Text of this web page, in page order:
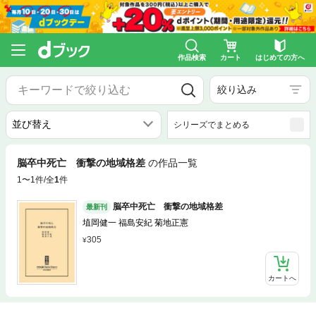
作品検索 カート はじめての方へ
絞り込み
シリーズでまとめる
脳卒中死亡 衝撃の地域格差 の作品一覧
1〜1件/全1件
最新刊
脳卒中死亡 衝撃の地域格差
埴岡健一 福島安紀 菊地正憲
305
カートへ